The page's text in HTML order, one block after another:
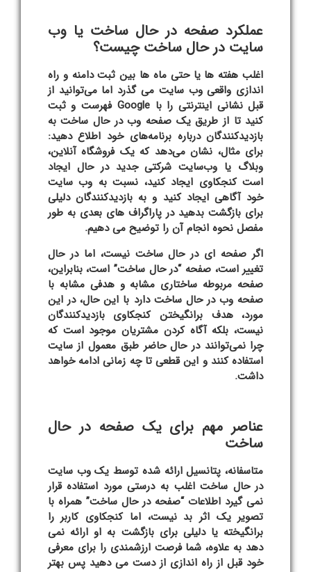
عملکرد صفحه در حال ساخت یا وب
سایت در حال ساخت چیست؟
اغلب هفته ها یا حتی ماه ها بین ثبت دامنه و راه
اندازی واقعی وب سایت می گذرد اما می‌توانید از
قبل نشانی اینترنتی را با Google فهرست و ثبت
کنید تا از طریق یک صفحه وب در حال ساخت به
بازدیدکنندگان درباره برنامه‌های خود اطلاع دهید:
برای مثال، نشان می‌دهد که یک فروشگاه آنلاین،
وبلاگ یا وب‌سایت شرکتی جدید در حال ایجاد
است کنجکاوی ایجاد کنید، نسبت به وب سایت
خود آگاهی ایجاد کنید و به بازدیدکنندگان دلیلی
برای بازگشت بدهید در پاراگراف های بعدی به طور
مفصل نحوه انجام آن را توضیح می دهیم.
اگر صفحه ای در حال ساخت نیست، اما در حال
تغییر است، صفحه “در حال ساخت” است، بنابراین،
صفحه مربوطه ساختاری مشابه و هدفی مشابه با
صفحه وب در حال ساخت دارد با این حال، در این
مورد، هدف برانگیختن کنجکاوی بازدیدکنندگان
نیست، بلکه آگاه کردن مشتریان موجود است که
چرا نمی‌توانند در حال حاضر طبق معمول از سایت
استفاده کنند و این قطعی تا چه زمانی ادامه خواهد
داشت.
عناصر مهم برای یک صفحه در حال
ساخت
متاسفانه، پتانسیل ارائه شده توسط یک وب سایت
در حال ساخت اغلب به درستی مورد استفاده قرار
نمی گیرد اطلاعات “صفحه در حال ساخت” همراه با
تصویر یک اثر بد نیست، اما کنجکاوی کاربر را
برانگیخته یا دلیلی برای بازگشت به او ارائه نمی
دهد به علاوه، شما فرصت ارزشمندی را برای معرفی
خود قبل از راه اندازی از دست می دهید پس بهتر